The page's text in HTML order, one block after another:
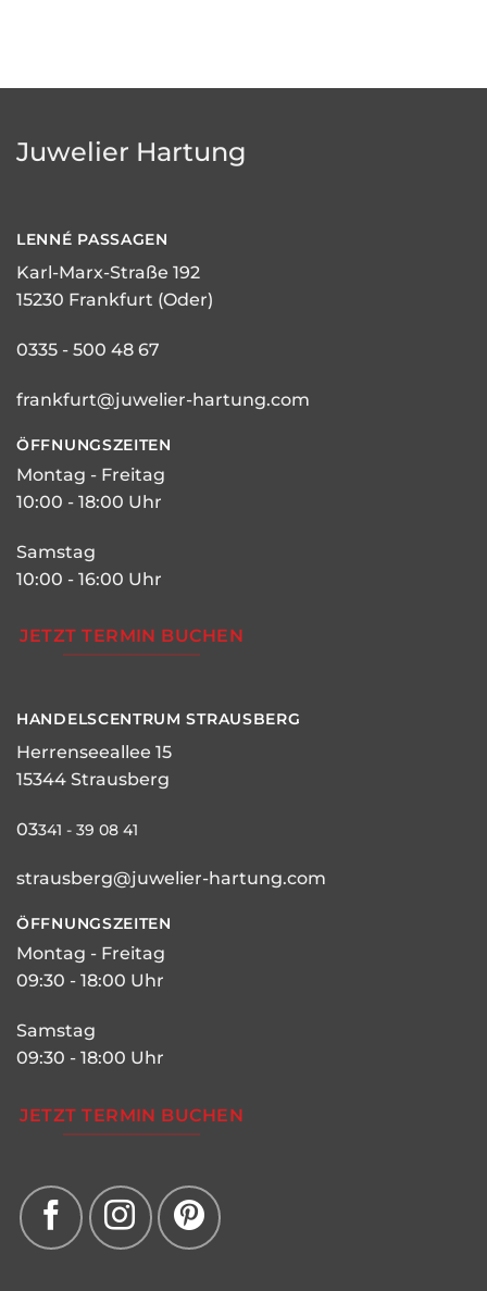
Juwelier Hartung
LENNÉ PASSAGEN
Karl-Marx-Straße 192
15230 Frankfurt (Oder)
0335 - 500 48 67
frankfurt@juwelier-hartung.com
ÖFFNUNGSZEITEN
Montag - Freitag
10:00 - 18:00 Uhr
Samstag
10:00 - 16:00 Uhr
JETZT TERMIN BUCHEN
HANDELSCENTRUM STRAUSBERG
Herrenseeallee 15
15344 Strausberg
03341 - 39 08 41
strausberg@juwelier-hartung.com
ÖFFNUNGSZEITEN
Montag - Freitag
09:30 - 18:00 Uhr
Samstag
09:30 - 18:00 Uhr
JETZT TERMIN BUCHEN